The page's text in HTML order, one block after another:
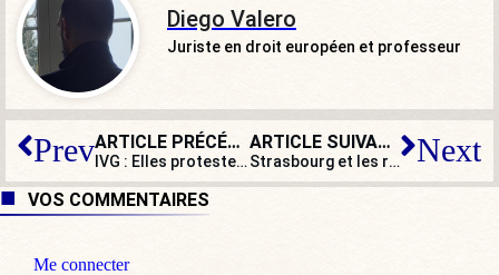
Diego Valero
Juriste en droit européen et professeur
Prev ARTICLE PRÉCÉDENT
IVG : Elles protestent contre l’allongement des délais
ARTICLE SUIVANT
Strasbourg et les rabat-joie du foie gras Next
VOS COMMENTAIRES
Me connecter